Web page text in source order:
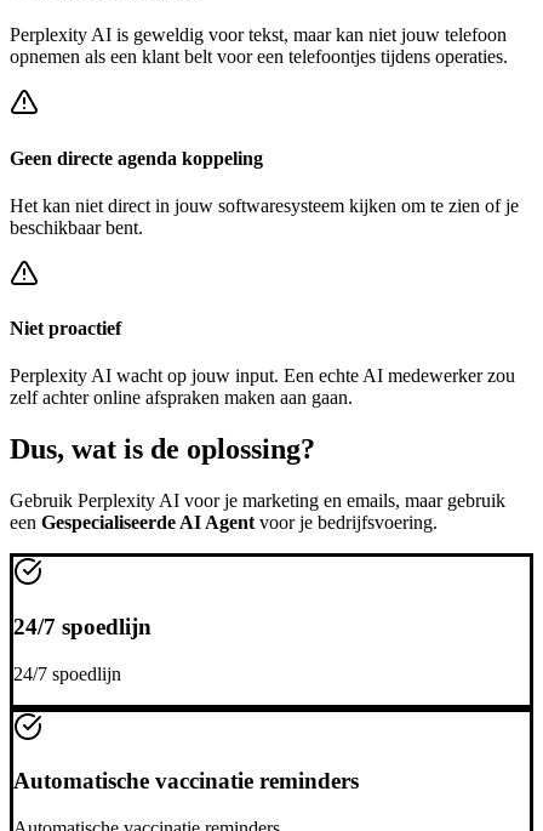
Perplexity AI is geweldig voor tekst, maar kan niet jouw telefoon
opnemen als een klant belt voor een telefoontjes tijdens operaties.
Geen directe agenda koppeling
Het kan niet direct in jouw softwaresysteem kijken om te zien of je
beschikbaar bent.
Niet proactief
Perplexity AI wacht op jouw input. Een echte AI medewerker zou
zelf achteronline afspraken maken aan gaan.
Dus, wat is de oplossing?
Gebruik Perplexity AI voor je marketing en emails, maar gebruik
een Gespecialiseerde AI Agent voor je bedrijfsvoering.
24/7 spoedlijn
24/7 spoedlijn
Automatische vaccinatie reminders